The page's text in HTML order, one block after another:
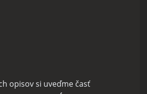
opisov si uveďme časť